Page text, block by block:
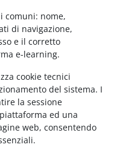
comuni: nome,
di navigazione,
e il corretto
e-learning.
cookie tecnici
del sistema. I
la sessione
ed una
web, consentendo